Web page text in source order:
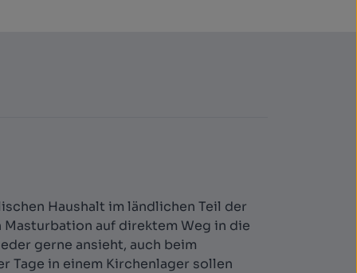
Haushalt im ländlichen Teil der
Masturbation auf direktem Weg in die
gerne ansieht, auch beim
Tage in einem Kirchenlager sollen